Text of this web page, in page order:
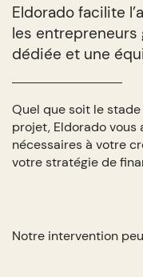
Eldorado facilite
les entrepreneurs
dédiée et une
Quel que soit le
projet, Eldorado
nécessaires à votre
votre stratégie de
Notre intervention